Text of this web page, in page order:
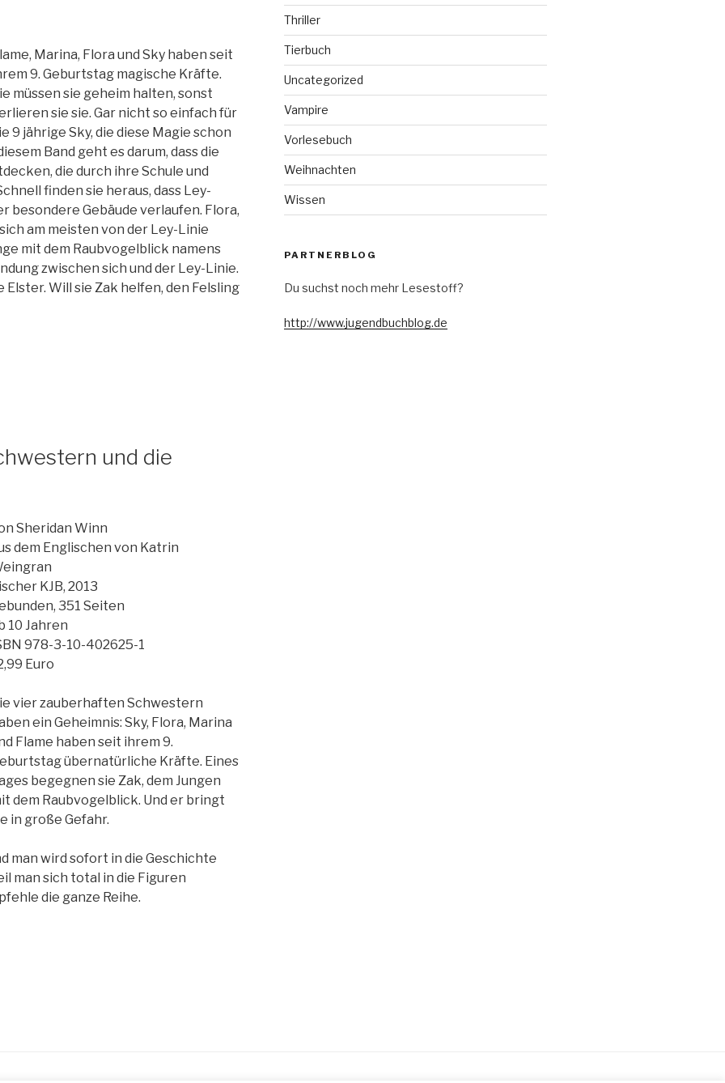
Marina, Flora und Sky haben seit
9. Geburtstag magische Kräfte.
müssen sie geheim halten, sonst
sie sie. Gar nicht so einfach für
9 jährige Sky, die diese Magie schon
Band geht es darum, dass die
die durch ihre Schule und
finden sie heraus, dass Ley-
besondere Gebäude verlaufen. Flora,
am meisten von der Ley-Linie
mit dem Raubvogelblick namens
zwischen sich und der Ley-Linie.
Elster. Will sie Zak helfen, den Felsling
und die
Sheridan Winn
dem Englischen von Katrin
KJB, 2013
351 Seiten
10 Jahren
978-3-10-402625-1
Euro
vier zauberhaften Schwestern
ein Geheimnis: Sky, Flora, Marina
Flame haben seit ihrem 9.
übernatürliche Kräfte. Eines
begegnen sie Zak, dem Jungen
dem Raubvogelblick. Und er bringt
in große Gefahr.
man wird sofort in die Geschichte
man sich total in die Figuren
die ganze Reihe.
Thriller
Tierbuch
Uncategorized
Vampire
Vorlesebuch
Weihnachten
Wissen
PARTNERBLOG
Du suchst noch mehr Lesestoff?
http://www.jugendbuchblog.de